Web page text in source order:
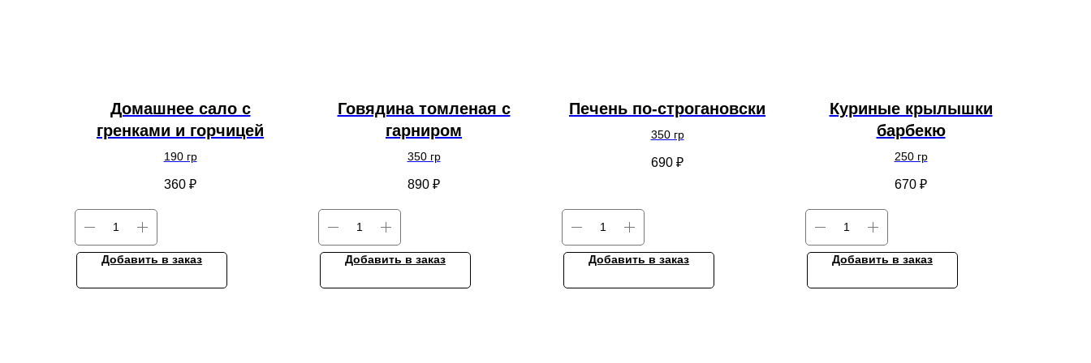
Домашнее сало с
гренками и горчицей
190 гр
360 ₽
Добавить в заказ
Говядина томленая с
гарниром
350 гр
890 ₽
Добавить в заказ
Печень по-строгановски
350 гр
690 ₽
Добавить в заказ
Куриные крылышки
барбекю
250 гр
670 ₽
Добавить в заказ